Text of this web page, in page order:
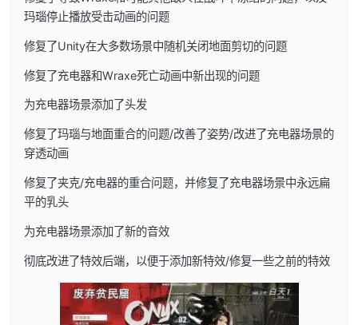
玛瑙停止播放受击动画的问题
修复了Unity在大多数场景中随机关闭地面剪切的问题
修复了充电器和Wraxe死亡动画中新出现的问题
为充电器场景添加了头发
修复了玛瑙与地面重合的问题/改善了姿势/改进了充电器场景的
穿透动画
修复了夹克/充电器的重合问题，并修复了充电器场景中永远扁
平的乳头
为充电器场景添加了新的音效
彻底改进了特效后端，以便于添加新特效/修复一些之前的特效